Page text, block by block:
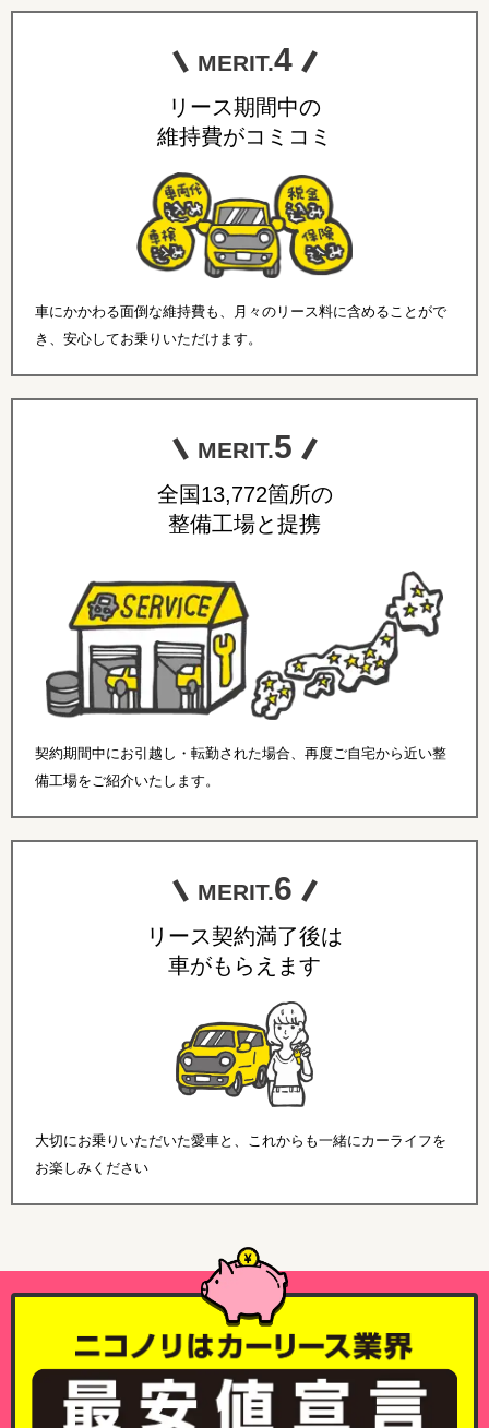
MERIT.4
リース期間中の
維持費がコミコミ
車にかかわる面倒な維持費も、月々のリース料に含めることがで
き、安心してお乗りいただけます。
MERIT.5
全国13,772箇所の
整備工場と提携
契約期間中にお引越し・転勤された場合、再度ご自宅から近い整
備工場をご紹介いたします。
MERIT.6
リース契約満了後は
車がもらえます
大切にお乗りいただいた愛車と、これからも一緒にカーライフを
お楽しみください